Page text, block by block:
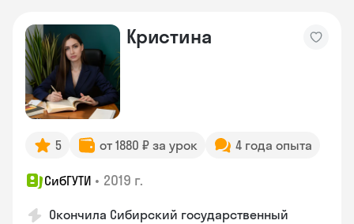
Кристина
5 от 1880 ₽ за урок 4 года опыта
СибГУТИ • 2019 г.
Окончила Сибирский государственный